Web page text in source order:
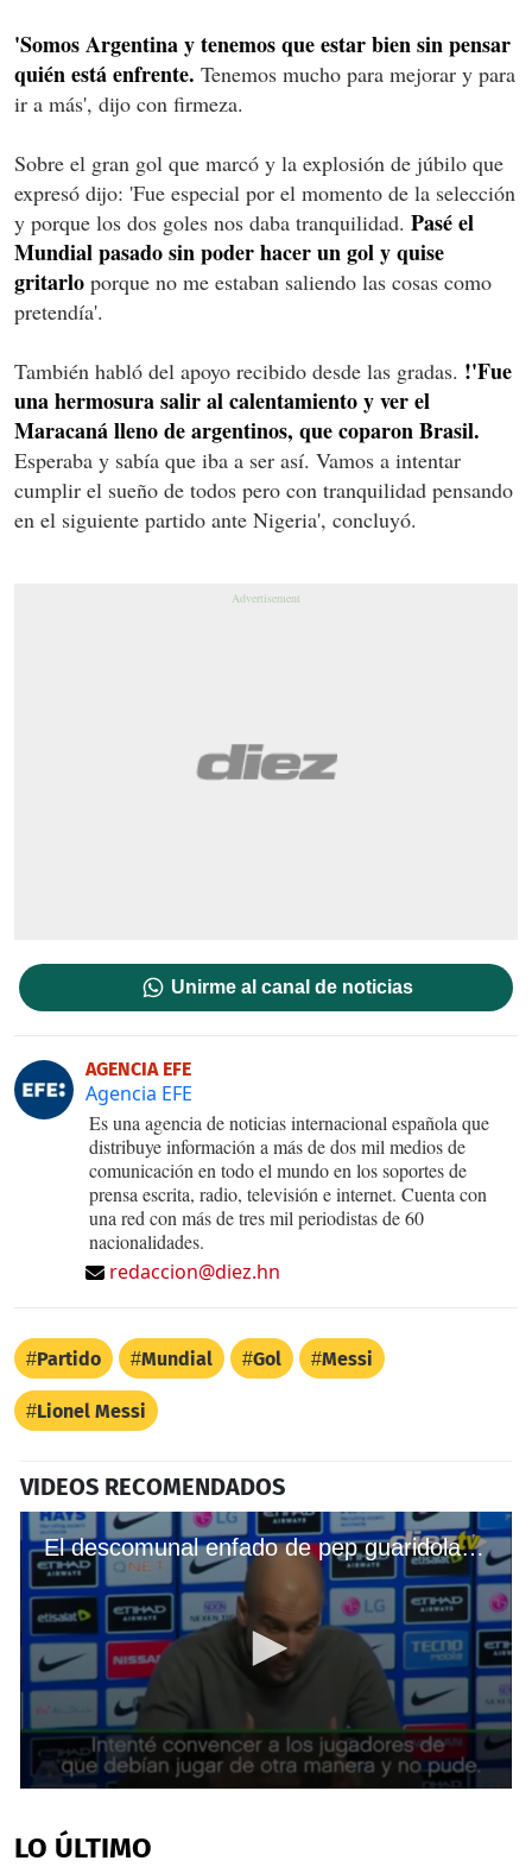
'Somos Argentina y tenemos que estar bien sin pensar
quién está enfrente. Tenemos mucho para mejorar y para
ir a más', dijo con firmeza.
Sobre el gran gol que marcó y la explosión de júbilo que
expresó dijo: 'Fue especial por el momento de la selección
y porque los dos goles nos daba tranquilidad. Pasé el
Mundial pasado sin poder hacer un gol y quise
gritarlo porque no me estaban saliendo las cosas como
pretendía'.
También habló del apoyo recibido desde las gradas. !'Fue
una hermosura salir al calentamiento y ver el
Maracaná lleno de argentinos, que coparon Brasil.
Esperaba y sabía que iba a ser así. Vamos a intentar
cumplir el sueño de todos pero con tranquilidad pensando
en el siguiente partido ante Nigeria', concluyó.
Unirme al canal de noticias
AGENCIA EFE
Agencia EFE
Es una agencia de noticias internacional española que
distribuye información a más de dos mil medios de
comunicación en todo el mundo en los soportes de
prensa escrita, radio, televisión e internet. Cuenta con
una red con más de tres mil periodistas de 60
nacionalidades.
redaccion@diez.hn
Partido Mundial Gol Messi
Lionel Messi
VIDEOS RECOMENDADOS
El descomunal enfado de pep guaridola en conferencia de prensa.
of
2
LO ÚLTIMO